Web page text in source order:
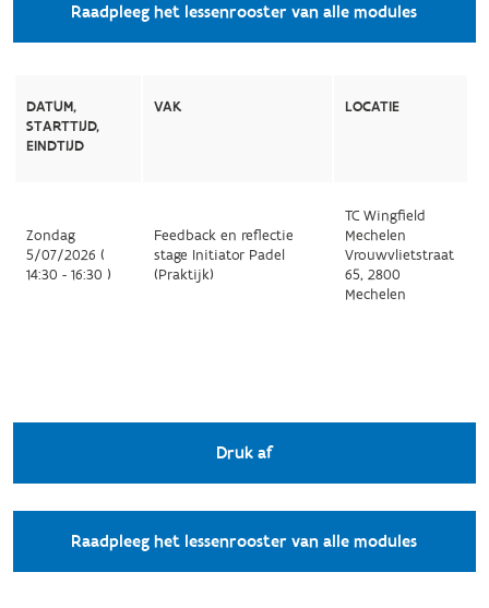
Raadpleeg het lessenrooster van alle modules
DATUM,
STARTTIJD,
EINDTIJD
VAK LOCATIE
Zondag
5/07/2026 (
14:30 - 16:30 )
Feedback en reflectie
stage Initiator Padel
(Praktijk)
TC Wingfield
Mechelen
Vrouwvlietstraat
65, 2800
Mechelen
Druk af
Raadpleeg het lessenrooster van alle modules